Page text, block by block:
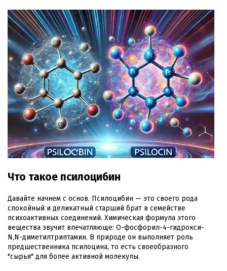
Что такое псилоцибин
Давайте начнем с основ. Псилоцибин — это своего рода
спокойный и деликатный старший брат в семействе
психоактивных соединений. Химическая формула этого
вещества звучит впечатляюще: O-фосфорил-4-гидрокси-
N,N-диметилтриптамин. В природе он выполняет роль
предшественника псилоцина, то есть своеобразного
"сырья" для более активной молекулы.